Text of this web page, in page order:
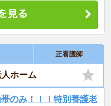
正看護師
ホーム
帯のみ！！！特別養護老